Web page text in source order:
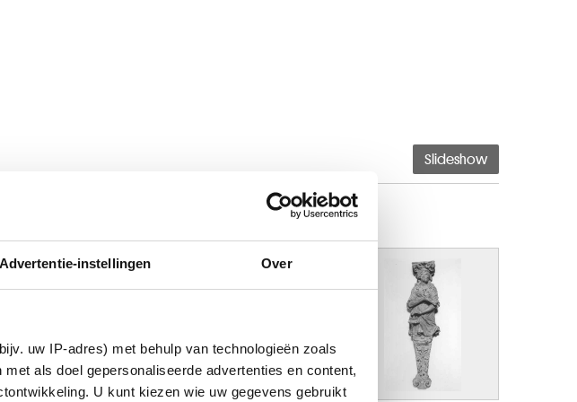
Advertentie-instellingen Over
uw IP-adres) met behulp van technologieën zoals
als doel gepersonaliseerde advertenties en content,
U kunt kiezen wie uw gegevens gebruikt
Slideshow